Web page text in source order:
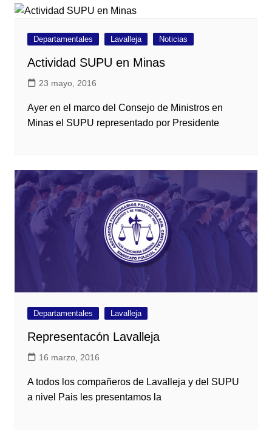
Departamentales Lavalleja Noticias
Actividad SUPU en Minas
23 mayo, 2016
Ayer en el marco del Consejo de Ministros en
Minas el SUPU representado por Presidente
Departamentales Lavalleja
Representacón Lavalleja
16 marzo, 2016
A todos los compañeros de Lavalleja y del SUPU
a nivel Pais les presentamos la